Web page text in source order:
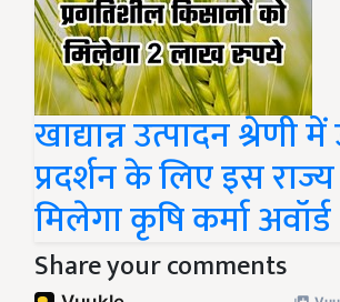
खाद्यान्न उत्पादन श्रेणी
प्रदर्शन के लिए इस
मिलेगा कृषि कर्मा अवॉर्ड
Share your comments